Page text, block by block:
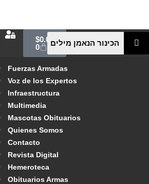
$0.00
0
Fuerzas Armadas
Voz de los Expertos
Infraestructura
Multimedia
Mascotas Obituarios
Quienes Somos
Contacto
Revista Digital
Hemeroteca
Obituarios Armas